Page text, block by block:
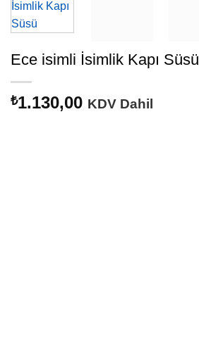
Ece isimli İsimlik Kapı Süsü
₺1.130,00 KDV Dahil